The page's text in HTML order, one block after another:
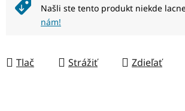
Našli ste tento produkt niekde
nám!
Tlač Strážiť Zdieľať